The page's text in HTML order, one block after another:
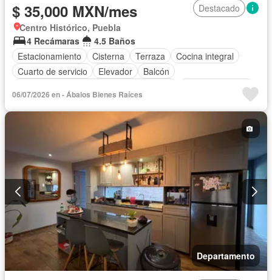
$ 35,000 MXN/mes
Destacado
Centro Histórico, Puebla
4 Recámaras
4.5 Baños
Estacionamiento
Cisterna Terraza
Cocina integral
Cuarto de servicio
Elevador
Balcón
Cocina equipada
Azotea
Cuarto de Limpieza
Vista panorámica
Conserje
Completamente amueblado
06/07/2026 en - Ábalos Bienes Raíces
Departamento